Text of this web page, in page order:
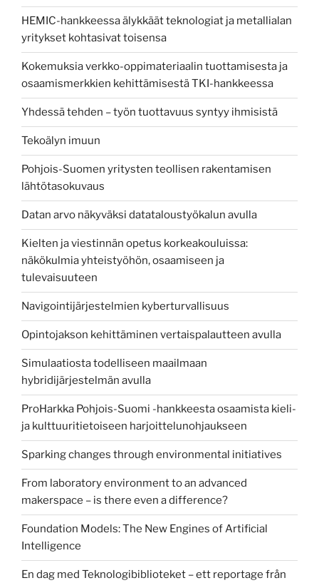
HEMIC-hankkeessa älykkäät teknologiat ja metallialan
yritykset kohtasivat toisensa
Kokemuksia verkko-oppimateriaalin tuottamisesta ja
osaamismerkkien kehittämisestä TKI-hankkeessa
Yhdessä tehden – työn tuottavuus syntyy ihmisistä
Tekoälyn imuun
Pohjois-Suomen yritysten teollisen rakentamisen
lähtötasokuvaus
Datan arvo näkyväksi datataloustyökalun avulla
Kielten ja viestinnän opetus korkeakouluissa:
näkökulmia yhteistyöhön, osaamiseen ja
tulevaisuuteen
Navigointijärjestelmien kyberturvallisuus
Opintojakson kehittäminen vertaispalautteen avulla
Simulaatiosta todelliseen maailmaan
hybridijärjestelmän avulla
ProHarkka Pohjois-Suomi -hankkeesta osaamista kieli-
ja kulttuuritietoiseen harjoittelunohjaukseen
Sparking changes through environmental initiatives
From laboratory environment to an advanced
makerspace – is there even a difference?
Foundation Models: The New Engines of Artificial
Intelligence
En dag med Teknologibiblioteket – ett reportage från